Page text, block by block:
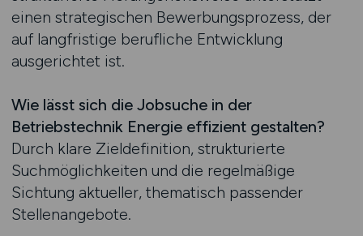
einen strategischen Bewerbungsprozess, der
auf langfristige berufliche Entwicklung
ausgerichtet ist.
Wie lässt sich die Jobsuche in der
Betriebstechnik Energie effizient gestalten?
Durch klare Zieldefinition, strukturierte
Suchmöglichkeiten und die regelmäßige
Sichtung aktueller, thematisch passender
Stellenangebote.